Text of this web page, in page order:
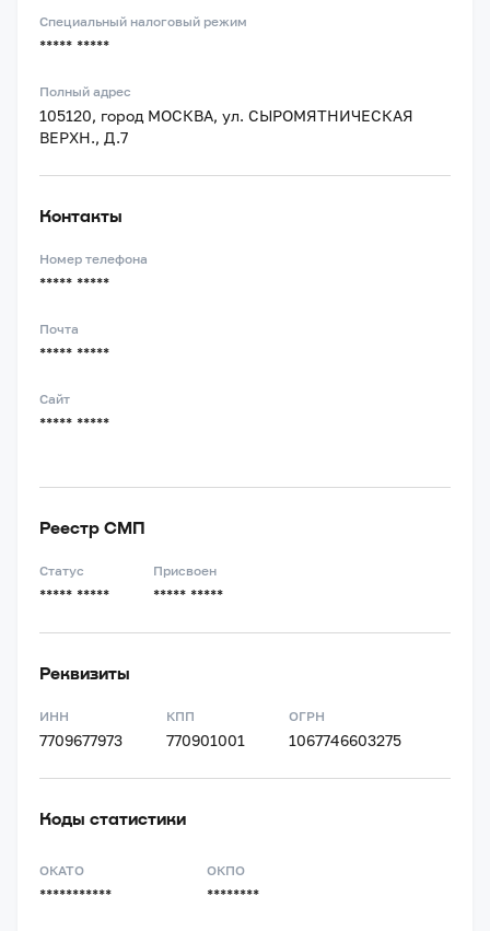
Специальный налоговый режим
***** *****
Полный адрес
105120, город МОСКВА, ул. СЫРОМЯТНИЧЕСКАЯ
ВЕРХН., Д.7
Контакты
Номер телефона
***** *****
Почта
***** *****
Сайт
***** *****
Реестр СМП
Статус
***** *****
Присвоен
***** *****
Реквизиты
ИНН
7709677973
КПП
770901001
ОГРН
1067746603275
Коды статистики
ОКАТО
***********
ОКПО
********